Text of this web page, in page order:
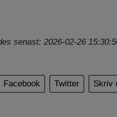
senast: 2026-02-26
Facebook Twitter Skriv